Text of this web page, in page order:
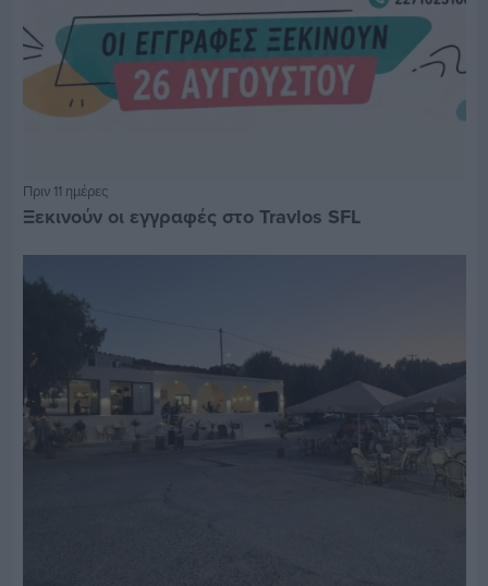
Πριν 11 ημέρες
Ξεκινούν οι εγγραφές στο Travlos SFL